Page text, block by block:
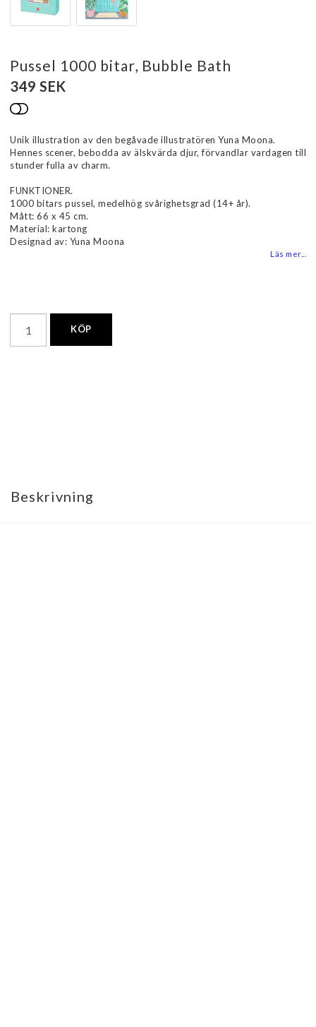
Pussel 1000 bitar, Bubble Bath
349 SEK
Lägg till i favoritlistan
Unik illustration av den begåvade illustratören Yuna Moona.
Hennes scener, bebodda av älskvärda djur, förvandlar vardagen till
stunder fulla av charm.
FUNKTIONER.
1000 bitars pussel, medelhög svårighetsgrad (14+ år).
Mått: 66 x 45 cm.
Material: kartong
Designad av: Yuna Moona
Läs mer...
KÖP
Beskrivning